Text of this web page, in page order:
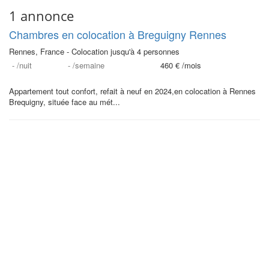
1 annonce
Chambres en colocation à Breguigny Rennes
Rennes, France - Colocation jusqu'à 4 personnes
- /nuit - /semaine 460 € /mois
Appartement tout confort, refait à neuf en 2024,en colocation à Rennes
Brequigny, située face au mét...